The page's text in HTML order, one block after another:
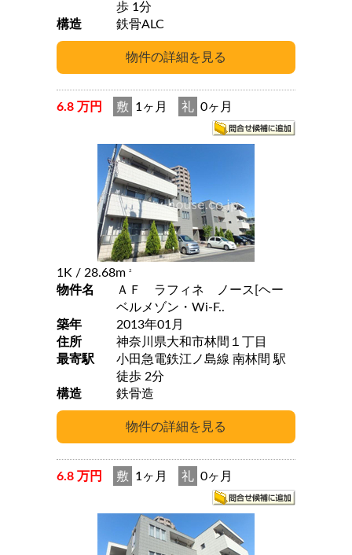
歩 1分
構造
鉄骨ALC
6.8 万円 敷 1ヶ月 礼 0ヶ月
1K / 28.68m 2
物件名
ＡＦ ラフィネ ノース[ヘー
ベルメゾン・Wi-F..
築年
2013年01月
住所
神奈川県大和市林間１丁目
最寄駅
小田急電鉄江ノ島線 南林間 駅
徒歩 2分
構造
鉄骨造
6.8 万円 敷 1ヶ月 礼 0ヶ月